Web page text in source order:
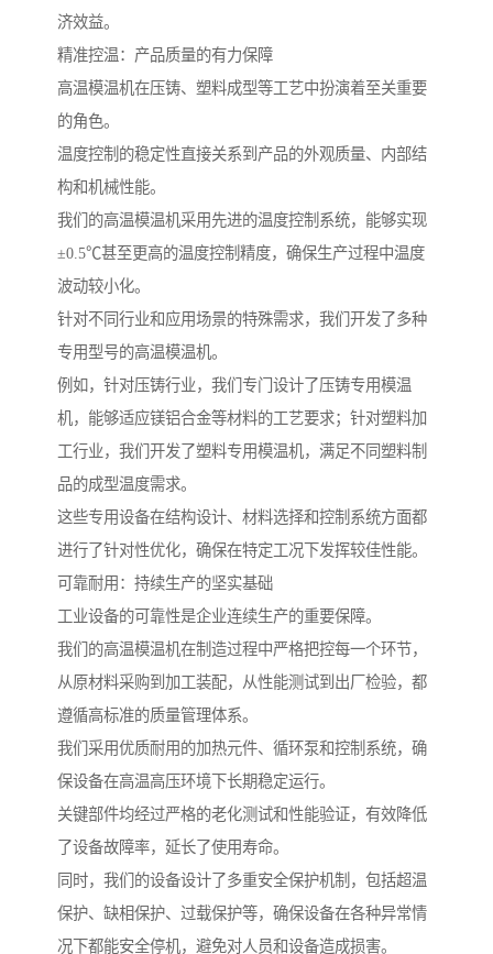
济效益。
精准控温：产品质量的有力保障
高温模温机在压铸、塑料成型等工艺中扮演着至关重要
的角色。
温度控制的稳定性直接关系到产品的外观质量、内部结
构和机械性能。
我们的高温模温机采用先进的温度控制系统，能够实现
±0.5℃甚至更高的温度控制精度，确保生产过程中温度
波动较小化。
针对不同行业和应用场景的特殊需求，我们开发了多种
专用型号的高温模温机。
例如，针对压铸行业，我们专门设计了压铸专用模温
机，能够适应镁铝合金等材料的工艺要求；针对塑料加
工行业，我们开发了塑料专用模温机，满足不同塑料制
品的成型温度需求。
这些专用设备在结构设计、材料选择和控制系统方面都
进行了针对性优化，确保在特定工况下发挥较佳性能。
可靠耐用：持续生产的坚实基础
工业设备的可靠性是企业连续生产的重要保障。
我们的高温模温机在制造过程中严格把控每一个环节，
从原材料采购到加工装配，从性能测试到出厂检验，都
遵循高标准的质量管理体系。
我们采用优质耐用的加热元件、循环泵和控制系统，确
保设备在高温高压环境下长期稳定运行。
关键部件均经过严格的老化测试和性能验证，有效降低
了设备故障率，延长了使用寿命。
同时，我们的设备设计了多重安全保护机制，包括超温
保护、缺相保护、过载保护等，确保设备在各种异常情
况下都能安全停机，避免对人员和设备造成损害。